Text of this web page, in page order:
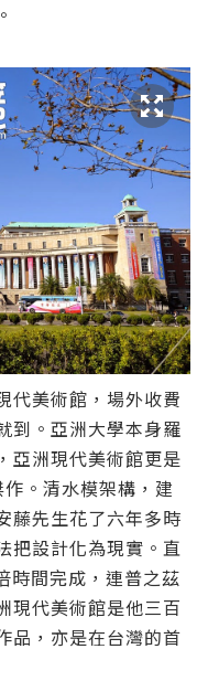
代美術館，場外收費
到。亞洲大學本身羅
亞洲現代美術館更是
。清水模架構，建
藤先生花了六年多時
把設計化為現實。直
時間完成，連普之茲
現代美術館是他三百
品，亦是在台灣的首